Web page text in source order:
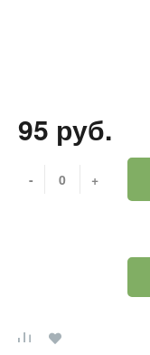
95 руб.
- +